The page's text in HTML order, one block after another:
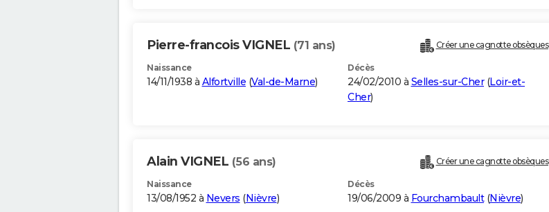
Pierre-francois VIGNEL (71 ans) Créer une cagnotte obsèques
Naissance
14/11/1938 à Alfortville (Val-de-Marne)
Décès
24/02/2010 à Selles-sur-Cher(Loir-et-
Cher)
Alain VIGNEL (56 ans) Créer une cagnotte obsèques
Naissance
13/08/1952 à Nevers (Nièvre)
Décès
19/06/2009 à Fourchambault(Nièvre)